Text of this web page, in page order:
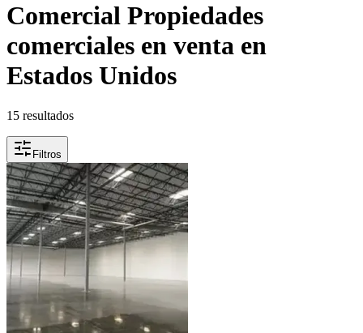
Comercial Propiedades
comerciales en venta en
Estados Unidos
15 resultados
Filtros